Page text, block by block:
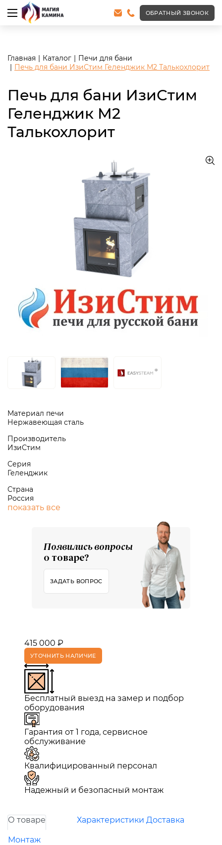
<meta name="robots" content="noindex, follow"/>
ОБРАТНЫЙ ЗВОНОК
Главная Каталог
Печи для бани
Печь для бани ИзиСтим Геленджик М2 Талькохлорит
Печь для бани ИзиСтим
Геленджик М2
Талькохлорит
Материал печи
Нержавеющая сталь
Производитель
ИзиСтим
Серия
Геленджик
Страна
Россия
показать все
Появились вопросы
о товаре?
ЗАДАТЬ ВОПРОС
415 000 ₽
УТОЧНИТЬ НАЛИЧИЕ
Бесплатный выезд на замер и подбор
оборудования
Гарантия от 1 года, сервисное
обслуживание
Квалифицированный персонал
Надежный и безопасный монтаж
О товаре Характеристики Доставка
Монтаж